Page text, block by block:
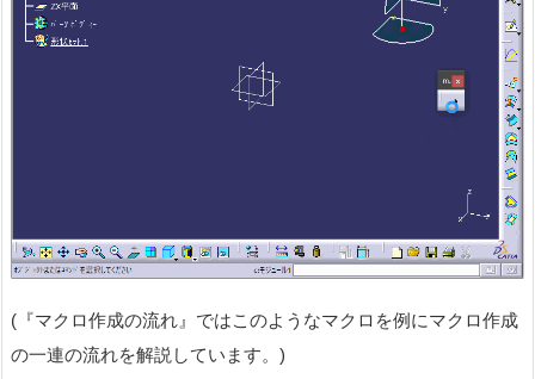
(『マクロ作成の流れ』ではこのようなマクロを例にマクロ作成
の一連の流れを解説しています。)